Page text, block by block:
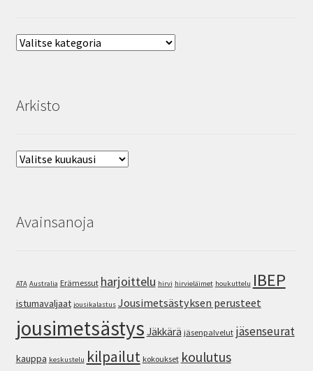
Aihealueet
Arkisto
Arkisto
Avainsanoja
ATA Australia Erämessut harjoittelu hirvi hirvieläimet houkuttelu IBEP
istumavaljaat jousikalastus Jousimetsästyksen perusteet
jousimetsästys Jäkkärä jäsenpalvelut jäsenseurat
kauppa keskustelu kilpailut kokoukset koulutus